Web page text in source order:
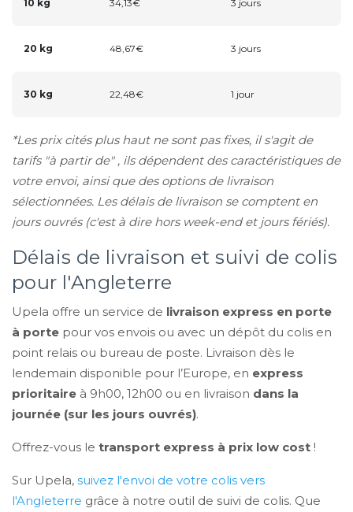
10 kg 34,13€ 3 jours
20 kg 48,67€ 3 jours
30 kg 22,48€ 1 jour
*Les prix cités plus haut ne sont pas fixes, il s'agit de
tarifs "à partir de" , ils dépendent des caractéristiques de
votre envoi, ainsi que des options de livraison
sélectionnées. Les délais de livraison se comptent en
jours ouvrés (c'est à dire hors week-end et jours fériés).
Délais de livraison et suivi de colis
pour l'Angleterre
Upela offre un service de livraison express en porte
à porte pour vos envois ou avec un dépôt du colis en
point relais ou bureau de poste. Livraison dès le
lendemain disponible pour l’Europe, en express
prioritaire à 9h00, 12h00 ou en livraison dans la
journée (sur les jours ouvrés).
Offrez-vous le transport express à prix low cost !
Sur Upela, suivez l'envoi de votre colis vers
l'Angleterre grâce à notre outil de suivi de colis. Que